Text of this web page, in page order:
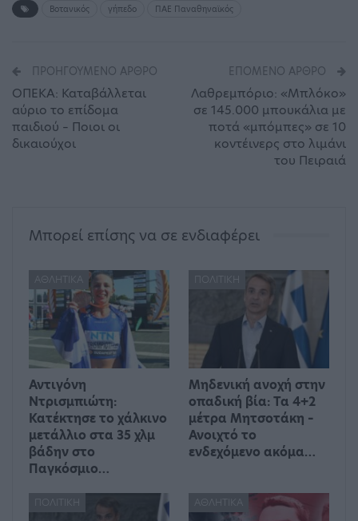
Βοτανικός γήπεδο ΠΑΕ Παναθηναϊκός
ΠΡΟΗΓΟΎΜΕΝΟ ΆΡΘΡΟ
ΟΠΕΚΑ: Καταβάλλεται
αύριο το επίδομα
παιδιού – Ποιοι οι
δικαιούχοι
ΕΠΌΜΕΝΟ ΆΡΘΡΟ
Λαθρεμπόριο: «Μπλόκο»
σε 145.000 μπουκάλια με
ποτά «μπόμπες» σε 10
κοντέινερς στο λιμάνι
του Πειραιά
Μπορεί επίσης να σε ενδιαφέρει
ΑΘΛΗΤΙΚΆ
Αντιγόνη
Ντρισμπιώτη:
Κατέκτησε το χάλκινο
μετάλλιο στα 35 χλμ
βάδην στο
Παγκόσμιο…
ΠΟΛΙΤΙΚΉ
Μηδενική ανοχή στην
οπαδική βία: Τα 4+2
μέτρα Μητσοτάκη –
Ανοιχτό το
ενδεχόμενο ακόμα…
ΠΟΛΙΤΙΚΉ ΑΘΛΗΤΙΚΆ